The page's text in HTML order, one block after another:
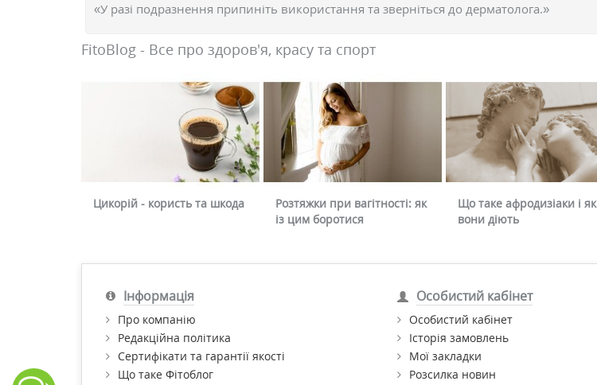
«У разі подразнення припиніть використання та зверніться до дерматолога.»
FitoBlog - Все про здоров'я, красу та спорт
Цикорій - користь та шкода
Розтяжки при вагітності: як
із цим боротися
Що таке афродизіаки і як
вони діють
Інформація
Про компанію
Редакційна політика
Сертифікати та гарантії якості
Що таке Фітоблог
Особистий кабінет
Особистий кабінет
Історія замовлень
Мої закладки
Розсилка новин